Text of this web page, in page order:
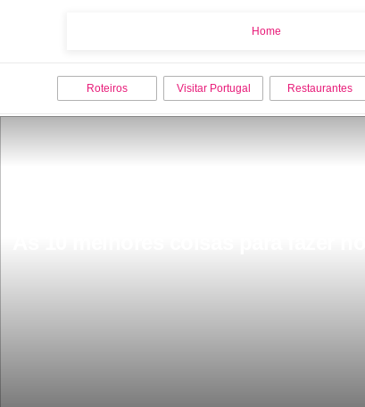
Home
Roteiros Visitar Portugal Restaurantes